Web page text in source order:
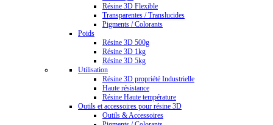
Résine 3D Flexible
Transparentes / Translucides
Pigments / Colorants
Poids
Résine 3D 500g
Résine 3D 1kg
Résine 3D 5kg
Utilisation
Résine 3D propriété Industrielle
Haute résistance
Résine Haute température
Outils et accessoires pour résine 3D
Outils & Accessoires